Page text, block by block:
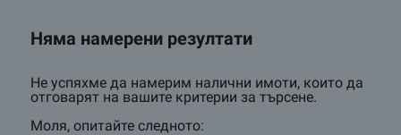
Няма намерени резултати
Не успяхме да намерим налични имоти, които да
отговарят на вашите критерии за търсене.
Моля, опитайте следното: